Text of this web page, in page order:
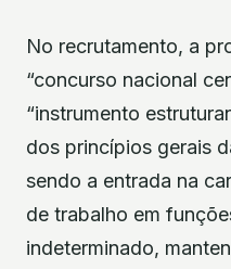
No recrutamento, a
“concurso nacional
“instrumento
dos princípios gerais
sendo a entrada na
de trabalho em
indeterminado,